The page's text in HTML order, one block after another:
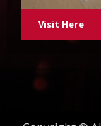
Visit Here